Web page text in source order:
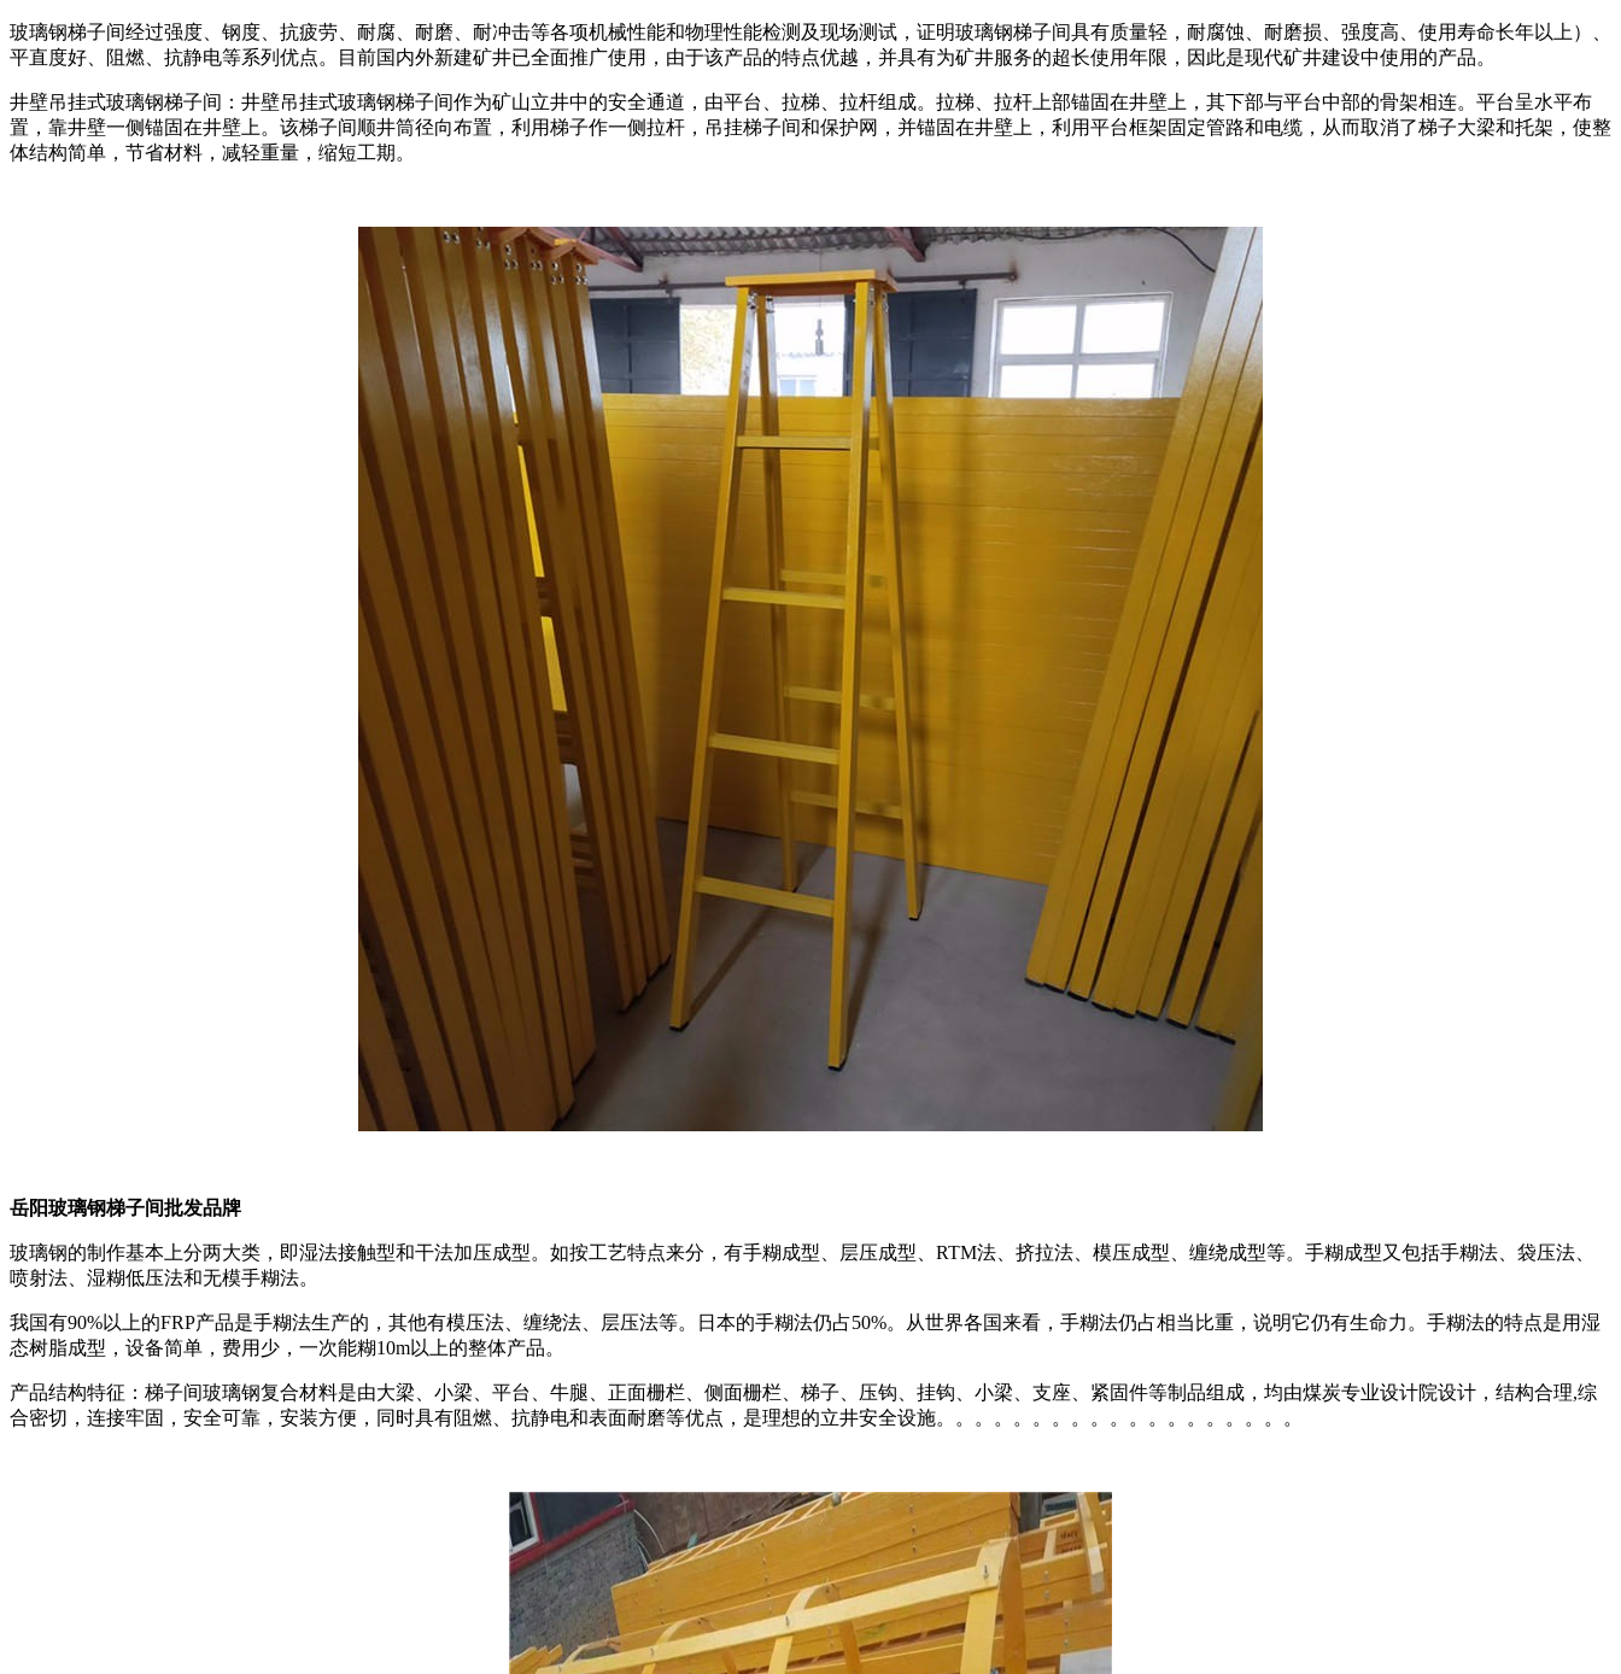
玻璃钢梯子间经过强度、钢度、抗疲劳、耐腐、耐磨、耐冲击等各项机械性能和物理性能检测及现场测试，证明玻璃钢梯子间具有质量轻，耐腐蚀、耐磨损、强度高、使用寿命长年以上）、
平直度好、阻燃、抗静电等系列优点。目前国内外新建矿井已全面推广使用，由于该产品的特点优越，并具有为矿井服务的超长使用年限，因此是现代矿井建设中使用的产品。
井壁吊挂式玻璃钢梯子间：井壁吊挂式玻璃钢梯子间作为矿山立井中的安全通道，由平台、拉梯、拉杆组成。拉梯、拉杆上部锚固在井壁上，其下部与平台中部的骨架相连。平台呈水平布
置，靠井壁一侧锚固在井壁上。该梯子间顺井筒径向布置，利用梯子作一侧拉杆，吊挂梯子间和保护网，并锚固在井壁上，利用平台框架固定管路和电缆，从而取消了梯子大梁和托架，使整
体结构简单，节省材料，减轻重量，缩短工期。
岳阳玻璃钢梯子间批发品牌
玻璃钢的制作基本上分两大类，即湿法接触型和干法加压成型。如按工艺特点来分，有手糊成型、层压成型、RTM法、挤拉法、模压成型、缠绕成型等。手糊成型又包括手糊法、袋压法、
喷射法、湿糊低压法和无模手糊法。
我国有90%以上的FRP产品是手糊法生产的，其他有模压法、缠绕法、层压法等。日本的手糊法仍占50%。从世界各国来看，手糊法仍占相当比重，说明它仍有生命力。手糊法的特点是用湿
态树脂成型，设备简单，费用少，一次能糊10m以上的整体产品。
产品结构特征：梯子间玻璃钢复合材料是由大梁、小梁、平台、牛腿、正面栅栏、侧面栅栏、梯子、压钩、挂钩、小梁、支座、紧固件等制品组成，均由煤炭专业设计院设计，结构合理,综
合密切，连接牢固，安全可靠，安装方便，同时具有阻燃、抗静电和表面耐磨等优点，是理想的立井安全设施。。。。。。。。。。。。。。。。。。。